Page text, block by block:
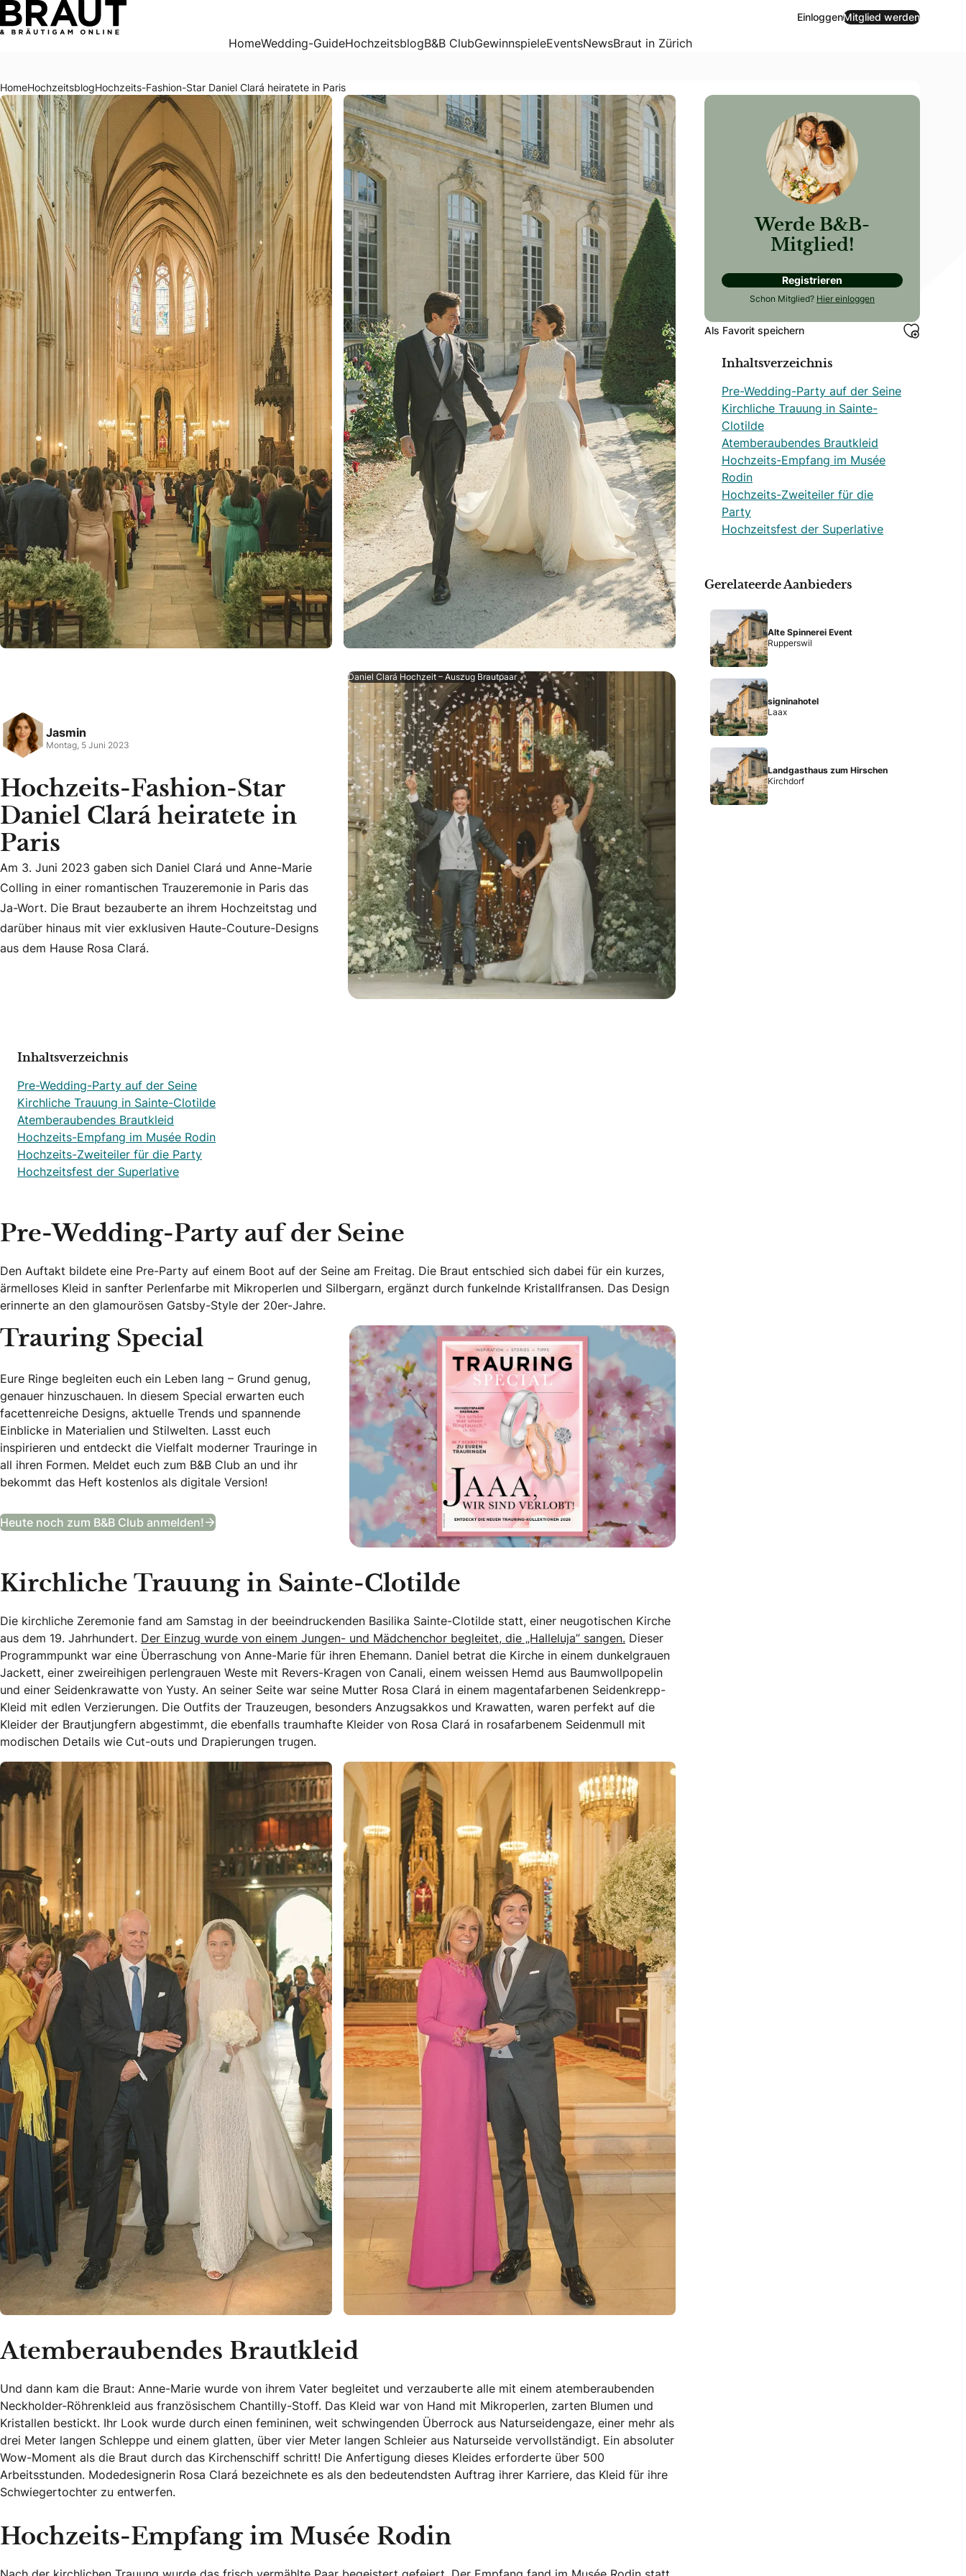
Hochzeits-Fashion-Star Daniel Clará heiratete in Paris
EinloggenMitglied werden
HomeWedding-GuideHochzeitsblogB&B ClubGewinnspieleEventsNewsBraut in Zürich
HomeHochzeitsblogHochzeits-Fashion-Star Daniel Clará heiratete in Paris
Jasmin
Montag, 5 Juni 2023
Hochzeits-Fashion-Star
Daniel Clará heiratete in
Paris
Am 3. Juni 2023 gaben sich Daniel Clará und Anne-Marie Colling in einer romantischen Trauzeremonie in Paris das Ja-Wort. Die Braut bezauberte an ihrem Hochzeitstag und
Am 3. Juni 2023 gaben sich Daniel Clará und Anne-Marie
Colling in einer romantischen Trauzeremonie in Paris das
Ja-Wort. Die Braut bezauberte an ihrem Hochzeitstag und
darüber hinaus mit vier exklusiven Haute-Couture-Designs
aus dem Hause Rosa Clará.
Daniel Clará Hochzeit – Auszug Brautpaar
Inhaltsverzeichnis
Pre-Wedding-Party auf der Seine
Kirchliche Trauung in Sainte-Clotilde
Atemberaubendes Brautkleid
Hochzeits-Empfang im Musée Rodin
Hochzeits-Zweiteiler für die Party
Hochzeitsfest der Superlative
Pre-Wedding-Party auf der Seine
Den Auftakt bildete eine Pre-Party auf einem Boot auf der Seine am Freitag. Die Braut entschied sich dabei für ein kurzes,
ärmelloses Kleid in sanfter Perlenfarbe mit Mikroperlen und Silbergarn, ergänzt durch funkelnde Kristallfransen. Das Design
erinnerte an den glamourösen Gatsby-Style der 20er-Jahre.
Trauring Special
Eure Ringe begleiten euch ein Leben lang – Grund genug,
genauer hinzuschauen. In diesem Special erwarten euch
facettenreiche Designs, aktuelle Trends und spannende
Einblicke in Materialien und Stilwelten. Lasst euch
inspirieren und entdeckt die Vielfalt moderner Trauringe in
all ihren Formen. Meldet euch zum B&B Club an und ihr
bekommt das Heft kostenlos als digitale Version!
Heute noch zum B&B Club anmelden!
Kirchliche Trauung in Sainte-Clotilde
Die kirchliche Zeremonie fand am Samstag in der beeindruckenden Basilika Sainte-Clotilde statt, einer neugotischen Kirche
aus dem 19. Jahrhundert. Der Einzug wurde von einem Jungen- und Mädchenchor begleitet, die „Halleluja” sangen. Dieser
Programmpunkt war eine Überraschung von Anne-Marie für ihren Ehemann. Daniel betrat die Kirche in einem dunkelgrauen
Jackett, einer zweireihigen perlengrauen Weste mit Revers-Kragen von Canali, einem weissen Hemd aus Baumwollpopelin
und einer Seidenkrawatte von Yusty. An seiner Seite war seine Mutter Rosa Clará in einem magentafarbenen Seidenkrepp-
Kleid mit edlen Verzierungen. Die Outfits der Trauzeugen, besonders Anzugsakkos und Krawatten, waren perfekt auf die
Kleider der Brautjungfern abgestimmt, die ebenfalls traumhafte Kleider von Rosa Clará in rosafarbenem Seidenmull mit
modischen Details wie Cut-outs und Drapierungen trugen.
Atemberaubendes Brautkleid
Und dann kam die Braut: Anne-Marie wurde von ihrem Vater begleitet und verzauberte alle mit einem atemberaubenden
Neckholder-Röhrenkleid aus französischem Chantilly-Stoff. Das Kleid war von Hand mit Mikroperlen, zarten Blumen und
Kristallen bestickt. Ihr Look wurde durch einen femininen, weit schwingenden Überrock aus Naturseidengaze, einer mehr als
drei Meter langen Schleppe und einem glatten, über vier Meter langen Schleier aus Naturseide vervollständigt. Ein absoluter
Wow-Moment als die Braut durch das Kirchenschiff schritt! Die Anfertigung dieses Kleides erforderte über 500
Arbeitsstunden. Modedesignerin Rosa Clará bezeichnete es als den bedeutendsten Auftrag ihrer Karriere, das Kleid für ihre
Schwiegertochter zu entwerfen.
Hochzeits-Empfang im Musée Rodin
Werde B&B-
Mitglied!
Registrieren
Schon Mitglied? Hier einloggen
Als Favorit speichern
Inhaltsverzeichnis
Pre-Wedding-Party auf der Seine
Kirchliche Trauung in Sainte-
Clotilde
Atemberaubendes Brautkleid
Hochzeits-Empfang im Musée
Rodin
Hochzeits-Zweiteiler für die
Party
Hochzeitsfest der Superlative
Gerelateerde Aanbieders
Alte Spinnerei Event
Rupperswil
signinahotel
Laax
Landgasthaus zum Hirschen
Kirchdorf